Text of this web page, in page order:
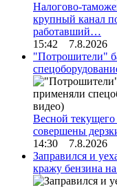
Налогово-
крупный канал
работавший…
15:42 7.8.2026
"Потрошители"
Весной
совершены
14:30 7.8.2026
Заправился и
кражу бензина